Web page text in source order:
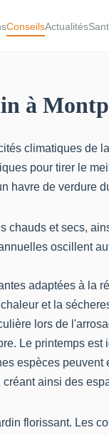
ConseilsActualités
à
climatiques
pour tirer le
havre de verdure
et secs,
oscillent
adaptées à
et la
lors de
Le printemps
espèces
ainsi des
florissant. Les